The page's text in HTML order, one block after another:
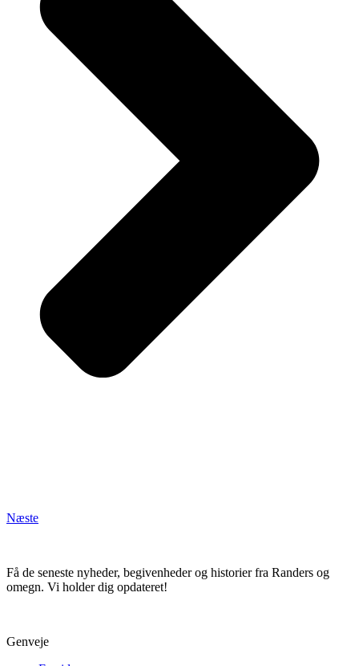
Næste
Få de seneste nyheder, begivenheder og historier fra Randers og
omegn. Vi holder dig opdateret!
Genveje